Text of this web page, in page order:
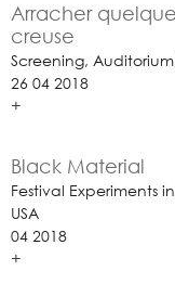
Arracher
creuse
Screening,
26 04 2018
+
Black Material
Festival Experiments
USA
04 2018
+